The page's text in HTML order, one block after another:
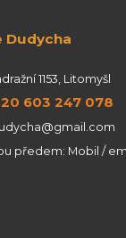
1153, Litomyšl
603 247 078
předem: Mobil /